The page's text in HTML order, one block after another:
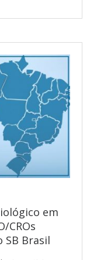
em
CROs
SB Brasil